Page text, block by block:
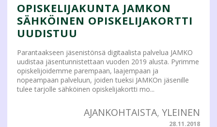
OPISKELIJAKUNTA JAMKON
SÄHKÖINEN OPISKELIJAKORTTI
UUDISTUU
Parantaakseen jäsenistönsä digitaalista palvelua JAMKO
uudistaa jäsentunnistettaan vuoden 2019 alusta. Pyrimme
opiskelijoidemme parempaan, laajempaan ja
nopeampaan palveluun, joiden tueksi JAMKOn jäsenille
tulee tarjolle sähköinen opiskelijakortti mo...
AJANKOHTAISTA, YLEINEN
28.11.2018